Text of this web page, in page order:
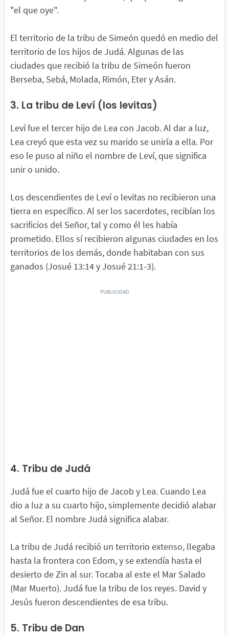
"el que oye".
El territorio de la tribu de Simeón quedó en medio del
territorio de los hijos de Judá. Algunas de las
ciudades que recibió la tribu de Simeón fueron
Berseba, Sebá, Molada, Rimón, Eter y Asán.
3. La tribu de Leví (los levitas)
Leví fue el tercer hijo de Lea con Jacob. Al dar a luz,
Lea creyó que esta vez su marido se uniría a ella. Por
eso le puso al niño el nombre de Leví, que significa
unir o unido.
Los descendientes de Leví o levitas no recibieron una
tierra en específico. Al ser los sacerdotes, recibían los
sacrificios del Señor, tal y como él les había
prometido. Ellos sí recibieron algunas ciudades en los
territorios de los demás, donde habitaban con sus
ganados (Josué 13:14 y Josué 21:1-3).
4. Tribu de Judá
Judá fue el cuarto hijo de Jacob y Lea. Cuando Lea
dio a luz a su cuarto hijo, simplemente decidió alabar
al Señor. El nombre Judá significa alabar.
La tribu de Judá recibió un territorio extenso, llegaba
hasta la frontera con Edom, y se extendía hasta el
desierto de Zin al sur. Tocaba al este el Mar Salado
(Mar Muerto). Judá fue la tribu de los reyes. David y
Jesús fueron descendientes de esa tribu.
5. Tribu de Dan